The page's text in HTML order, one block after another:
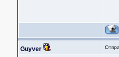
Guyver